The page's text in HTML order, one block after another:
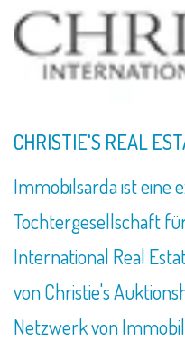
CHRISTIE'S REAL
Immobilsarda ist eine
Tochtergesellschaft
International Real
von Christie's
Netzwerk von